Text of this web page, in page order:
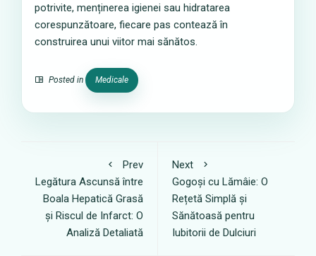
potrivite, menținerea igienei sau hidratarea
corespunzătoare, fiecare pas contează în
construirea unui viitor mai sănătos.
Posted in Medicale
Prev
Legătura Ascunsă între
Boala Hepatică Grasă
și Riscul de Infarct: O
Analiză Detaliată
Next
Gogoși cu Lămâie: O
Rețetă Simplă și
Sănătoasă pentru
Iubitorii de Dulciuri